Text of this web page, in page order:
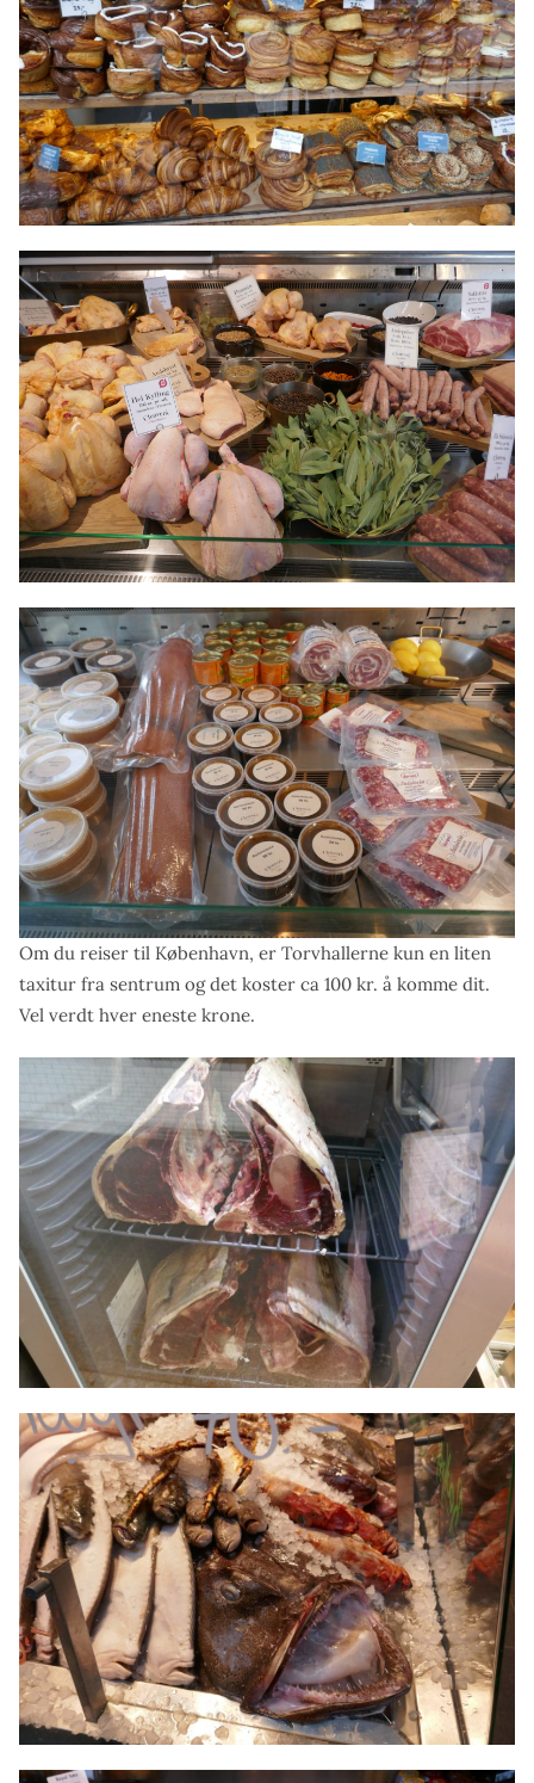
Om du reiser til København, er Torvhallerne kun en liten
taxitur fra sentrum og det koster ca 100 kr. å komme dit.
Vel verdt hver eneste krone.